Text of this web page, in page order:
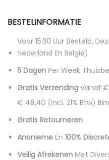
BESTELINFORMATIE
Voor 15:30 Uur Besteld,
Nederland En België)
5 Dagen Per Week
Gratis Verzending Vanaf €
€ 48,40 (incl. 21% Btw)
Gratis Retourneren
Anonieme En 100%
Veilig Afrekenen Met